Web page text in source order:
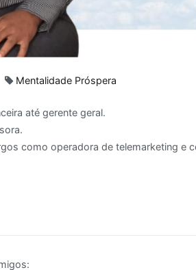
Mentalidade Próspera
até gerente geral.
como operadora de telemarketing e